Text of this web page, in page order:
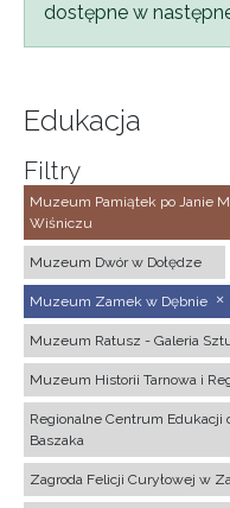
dostępne w
Edukacja
Filtry
Muzeum Pamiątek po Janie
Wiśniczu
Muzeum Dwór w Dołędze
Muzeum Zamek w Dębnie
Muzeum Ratusz - Galeria
Muzeum Historii Tarnowa i
Regionalne Centrum Edukacji
Baszaka
Zagroda Felicji Curyłowej w